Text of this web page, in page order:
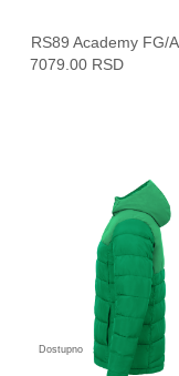
RS89 Academy FG/
7079.00 RSD
Dostupno